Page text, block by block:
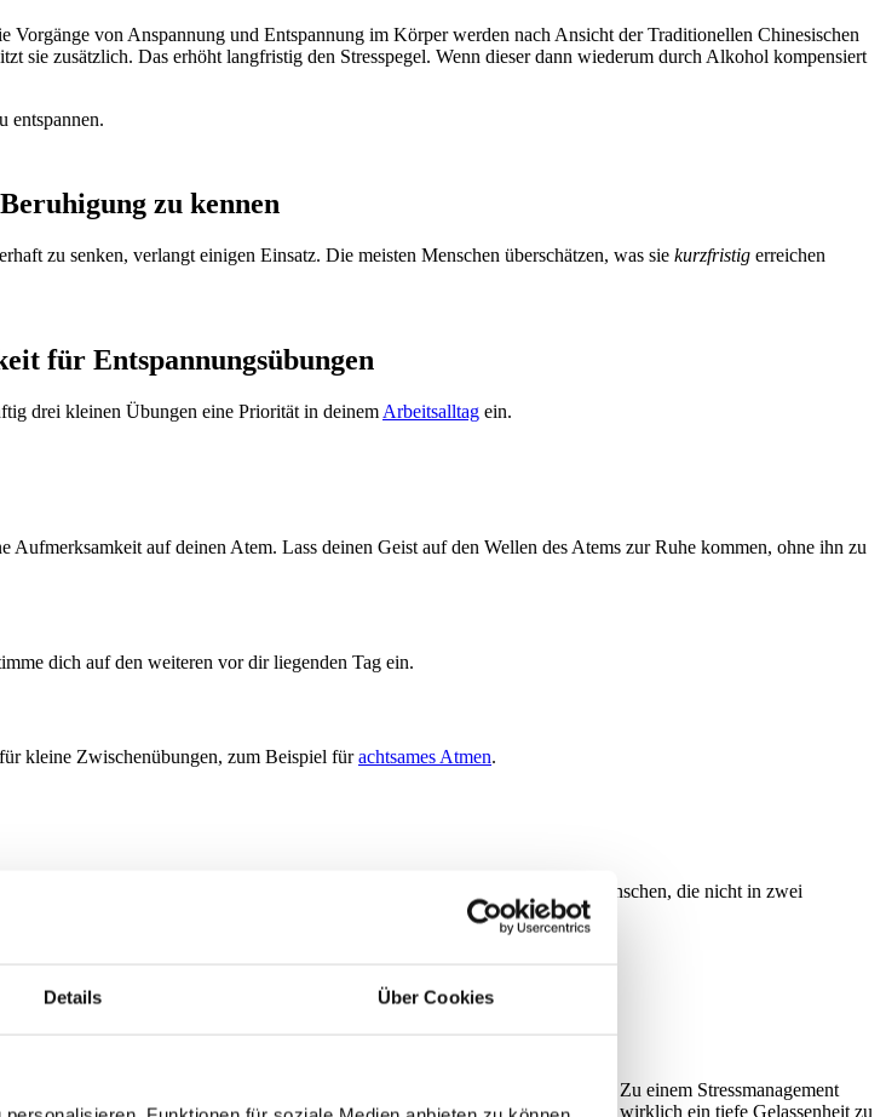
Details Über Cookies
von Anspannung und Entspannung im Körper werden nach Ansicht der Traditionellen Chinesischen
zusätzlich. Das erhöht langfristig den Stresspegel. Wenn dieser dann wiederum durch Alkohol kompensiert
entspannen.
zu kennen
zu senken, verlangt einigen Einsatz. Die meisten Menschen überschätzen, was sie kurzfristig erreichen
für Entspannungsübungen
drei kleinen Übungen eine Priorität in deinem Arbeitsalltag ein.
auf deinen Atem. Lass deinen Geist auf den Wellen des Atems zur Ruhe kommen, ohne ihn zu
dich auf den weiteren vor dir liegenden Tag ein.
kleine Zwischenübungen, zum Beispiel fürachtsames Atmen.
Entspannungsmethoden, die über aktive Phasen in die Ruhe führen – für Menschen, die nicht in zwei
. Dennoch reichen diese Maßnahmen in der Regel nicht aus. Zu einem Stressmanagement
zu sich selbst, zu anderen und zum Leben hat, kann endlos üben, ohne wirklich ein tiefe Gelassenheit zu